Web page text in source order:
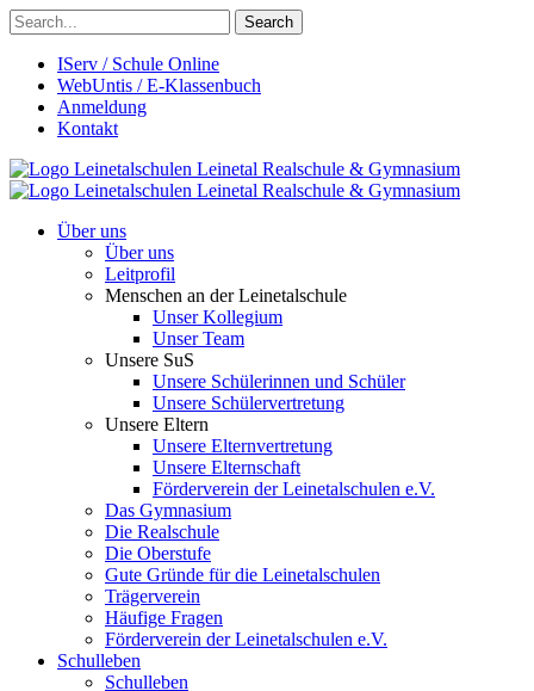
Search
IServ / Schule Online
WebUntis / E-Klassenbuch
Anmeldung
Kontakt
Leinetalschulen Leinetal Realschule & Gymnasium
Leinetalschulen Leinetal Realschule & Gymnasium
Über uns
Über uns
Leitprofil
Menschen an der Leinetalschule
Unser Kollegium
Unser Team
Unsere SuS
Unsere Schülerinnen und Schüler
Unsere Schülervertretung
Unsere Eltern
Unsere Elternvertretung
Unsere Elternschaft
Förderverein der Leinetalschulen e.V.
Das Gymnasium
Die Realschule
Die Oberstufe
Gute Gründe für die Leinetalschulen
Trägerverein
Häufige Fragen
Förderverein der Leinetalschulen e.V.
Schulleben
Schulleben